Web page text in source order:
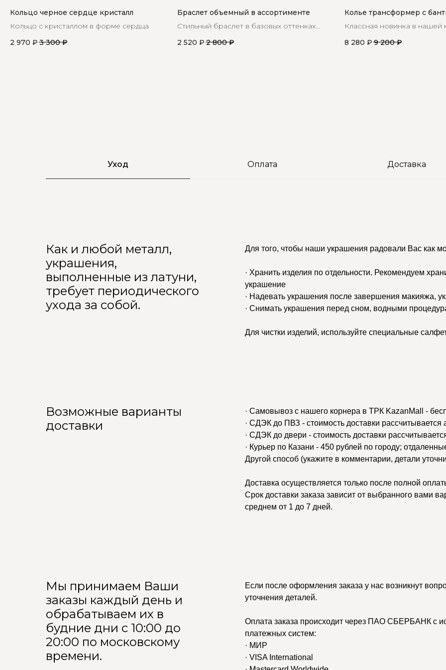
Кольцо черное сердце кристалл
Кольцо с кристаллом в форме сердца
2 970 ₽ 3 300 ₽
Браслет объемный в ассортименте
Стильный браслет в базовых оттенках
2 520 ₽ 2 800 ₽
Колье трансформер с
Классная новинка в нашей
майорка с черным
8 280 ₽ 9 200 ₽
Уход Оплата Доставка
Как и любой металл,
украшения,
выполненные из латуни,
требует периодического
ухода за собой.
Для того, чтобы наши украшения радовали Вас как
· Хранить изделия по отдельности. Рекомендуем
украшение
· Надевать украшения после завершения макияжа,
· Снимать украшения перед сном, водными
Для чистки изделий, используйте специальные
Возможные варианты
доставки
· Самовывоз с нашего корнера в ТРК KazanMall -
· СДЭК до ПВЗ - стоимость доставки
· СДЭК до двери - стоимость доставки
· Курьер по Казани - 450 рублей по городу;
Другой способ (укажите в комментарии, детали
Доставка осуществляется только после полной
Срок доставки заказа зависит от выбранного вами
среднем от 1 до 7 дней.
Мы принимаем Ваши
заказы каждый день и
обрабатываем их в
будние дни с 10:00 до
20:00 по московскому
времени.
Если после оформления заказа у нас возникнут
уточнения деталей.
Оплата заказа происходит через ПАО СБЕРБАНК с
платежных систем:
· МИР
· VISA International